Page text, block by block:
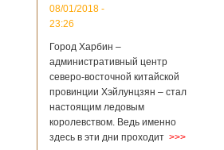
08/01/2018 -
23:26
Город Харбин –
административный центр
северо-восточной китайской
провинции Хэйлунцзян – стал
настоящим ледовым
королевством. Ведь именно
здесь в эти дни проходит >>>